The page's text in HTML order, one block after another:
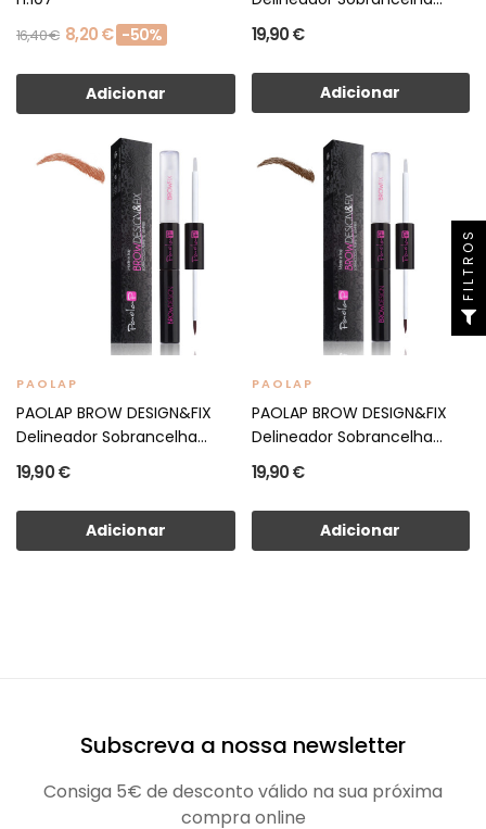
16,40 € 8,20 € -50%
Adicionar
19,90 €
Adicionar
PAOLAP
PAOLAP BROW DESIGN&FIX
Delineador Sobrancelha...
19,90 €
Adicionar
PAOLAP
PAOLAP BROW DESIGN&FIX
Delineador Sobrancelha...
19,90 €
Adicionar
Subscreva a nossa newsletter
Consiga 5€ de desconto válido na sua próxima
compra online
FILTROS